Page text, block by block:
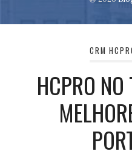
CRM
HCPRO